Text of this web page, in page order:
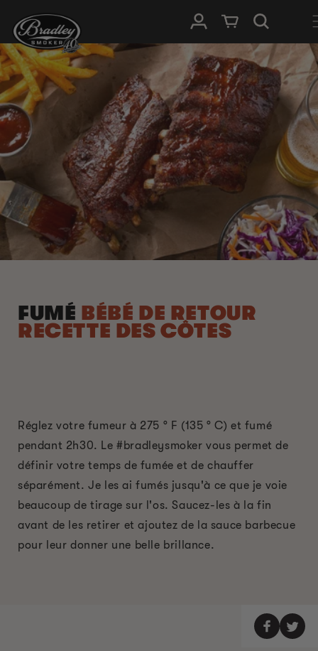
PASSER AU
CONTENU
ConnexionPanier
FUMÉ BÉBÉ DE RETOUR
RECETTE DES CÔTES
Réglez votre fumeur à 275 ° F (135 ° C) et fumé
pendant 2h30. Le #bradleysmoker vous permet de
définir votre temps de fumée et de chauffer
séparément. Je les ai fumés jusqu'à ce que je voie
beaucoup de tirage sur l'os. Saucez-les à la fin
avant de les retirer et ajoutez de la sauce barbecue
pour leur donner une belle brillance.